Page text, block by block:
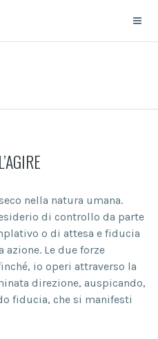
nella natura umana.
di controllo da parte
o di attesa e fiducia
azione. Le due forze
io operi attraverso la
direzione, auspicando,
fiducia, che si manifesti